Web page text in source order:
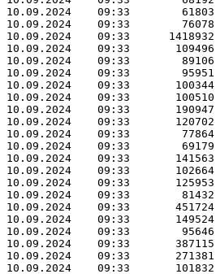
10.09.2024    09:33        61803
10.09.2024    09:33        76078
10.09.2024    09:33      1418932
10.09.2024    09:33       109496
10.09.2024    09:33        89106
10.09.2024    09:33        95951
10.09.2024    09:33       100344
10.09.2024    09:33       100510
10.09.2024    09:33       190947
10.09.2024    09:33       120702
10.09.2024    09:33        77864
10.09.2024    09:33        69179
10.09.2024    09:33       141563
10.09.2024    09:33       102664
10.09.2024    09:33       125953
10.09.2024    09:33        81432
10.09.2024    09:33       451724
10.09.2024    09:33       149524
10.09.2024    09:33        95646
10.09.2024    09:33       387115
10.09.2024    09:33       271381
10.09.2024    09:33       101832